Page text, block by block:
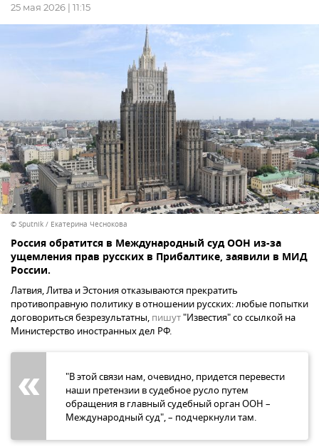
25 мая 2026 | 11:15
© Sputnik / Екатерина Чеснокова
Россия обратится в Международный суд ООН из-за
ущемления прав русских в Прибалтике, заявили в МИД
России.
Латвия, Литва и Эстония отказываются прекратить
противоправную политику в отношении русских: любые попытки
договориться безрезультатны, пишут"Известия" со ссылкой на
Министерство иностранных дел РФ.
"В этой связи нам, очевидно, придется перевести
наши претензии в судебное русло путем
обращения в главный судебный орган ООН –
Международный суд", – подчеркнули там.